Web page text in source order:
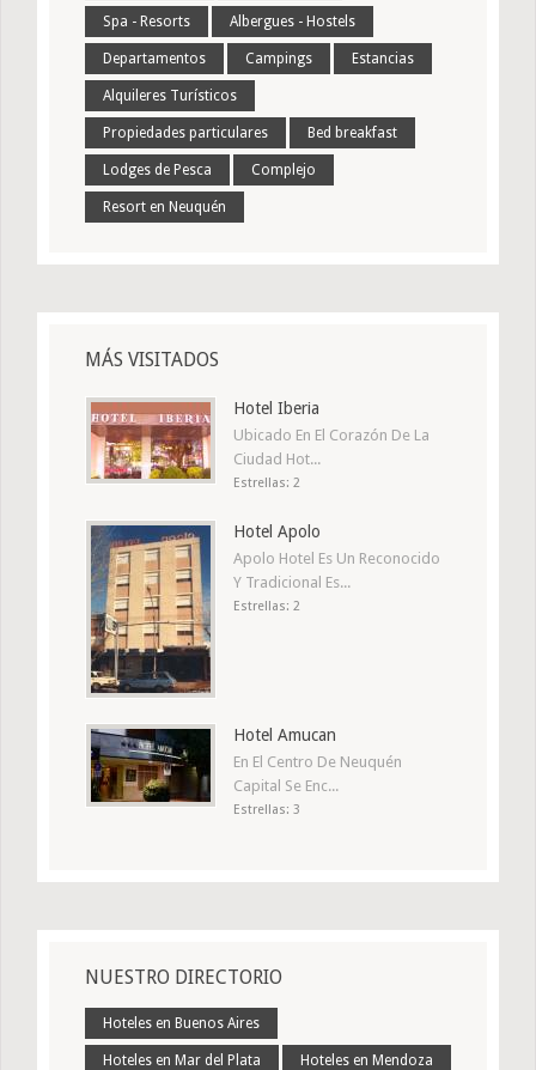
Spa - Resorts Albergues - Hostels
Departamentos Campings Estancias
Alquileres Turísticos
Propiedades particulares Bed breakfast
Lodges de Pesca Complejo
Resort en Neuquén
MÁS VISITADOS
Hotel Iberia
Ubicado En El Corazón De La
Ciudad Hot...
Estrellas: 2
Hotel Apolo
Apolo Hotel Es Un Reconocido
Y Tradicional Es...
Estrellas: 2
Hotel Amucan
En El Centro De Neuquén
Capital Se Enc...
Estrellas: 3
NUESTRO DIRECTORIO
Hoteles en Buenos Aires
Hoteles en Mar del Plata Hoteles en Mendoza